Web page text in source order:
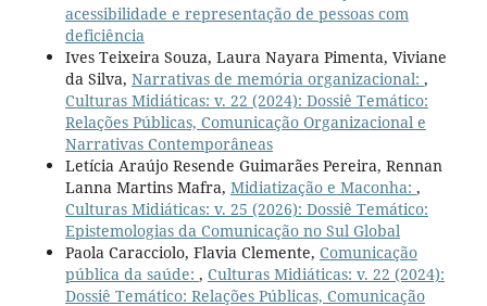
acessibilidade e representação de pessoas com
deficiência
Ives Teixeira Souza, Laura Nayara Pimenta, Viviane
da Silva, Narrativas de memória organizacional: ,
Culturas Midiáticas: v. 22 (2024): Dossiê Temático:
Relações Públicas, Comunicação Organizacional e
Narrativas Contemporâneas
Letícia Araújo Resende Guimarães Pereira, Rennan
Lanna Martins Mafra, Midiatização e Maconha: ,
Culturas Midiáticas: v. 25 (2026): Dossiê Temático:
Epistemologias da Comunicação no Sul Global
Paola Caracciolo, Flavia Clemente, Comunicação
pública da saúde: , Culturas Midiáticas: v. 22 (2024):
Dossiê Temático: Relações Públicas, Comunicação